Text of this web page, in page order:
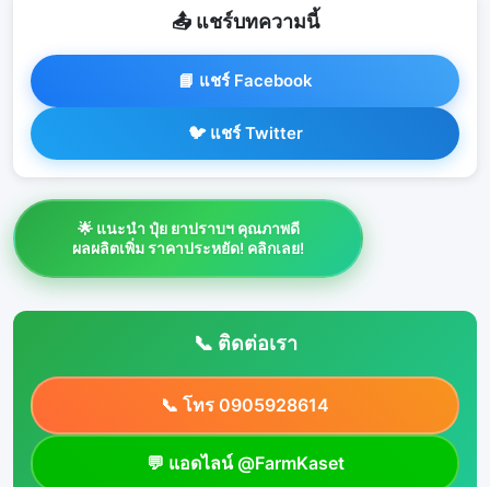
📤 แชร์บทความนี้
📘 แชร์ Facebook
🐦 แชร์ Twitter
🌟 แนะนำ ปุ๋ย ยาปราบฯ คุณภาพดี
ผลผลิตเพิ่ม ราคาประหยัด! คลิกเลย!
📞 ติดต่อเรา
📞 โทร 0905928614
💬 แอดไลน์ @FarmKaset